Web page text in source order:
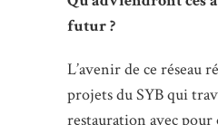
futur ?
L’avenir de ce réseau
projets du SYB qui
restauration avec pour